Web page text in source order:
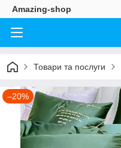
Amazing-shop
Товари та послуги
–20%